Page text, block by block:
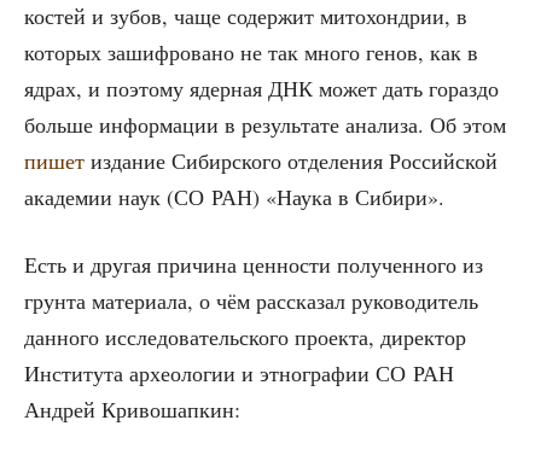
костей и зубов, чаще содер­жит мито­хон­дрии, в
кото­рых зашиф­ро­ва­но не так мно­го генов, как в
ядрах, и поэто­му ядер­ная ДНК может дать гораз­до
боль­ше инфор­ма­ции в резуль­та­те ана­ли­за. Об этом
пишет изда­ние Сибир­ско­го отде­ле­ния Рос­сий­ской
ака­де­мии наук (СО РАН) «Нау­ка в Сибири».
Есть и дру­гая при­чи­на цен­но­сти полу­чен­но­го из
грун­та мате­ри­а­ла, о чём рас­ска­зал руко­во­ди­тель
дан­но­го иссле­до­ва­тель­ско­го про­ек­та, дирек­тор
Инсти­ту­та архео­ло­гии и этно­гра­фии СО РАН
Андрей Кривошапкин: